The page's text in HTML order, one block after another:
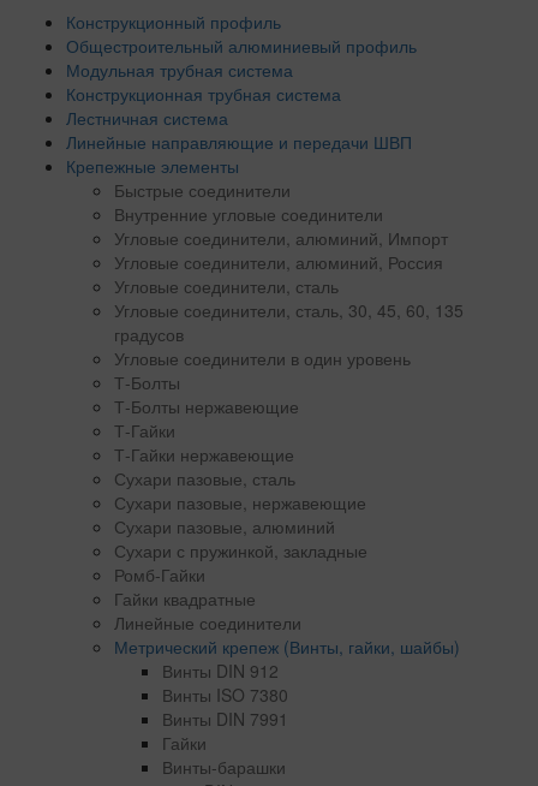
Конструкционный профиль
Общестроительный алюминиевый профиль
Модульная трубная система
Конструкционная трубная система
Лестничная система
Линейные направляющие и передачи ШВП
Крепежные элементы
Быстрые соединители
Внутренние угловые соединители
Угловые соединители, алюминий, Импорт
Угловые соединители, алюминий, Россия
Угловые соединители, сталь
Угловые соединители, сталь, 30, 45, 60, 135
градусов
Угловые соединители в один уровень
Т-Болты
Т-Болты нержавеющие
Т-Гайки
Т-Гайки нержавеющие
Сухари пазовые, сталь
Сухари пазовые, нержавеющие
Сухари пазовые, алюминий
Сухари с пружинкой, закладные
Ромб-Гайки
Гайки квадратные
Линейные соединители
Метрический крепеж (Винты, гайки, шайбы)
Винты DIN 912
Винты ISO 7380
Винты DIN 7991
Гайки
Винты-барашки